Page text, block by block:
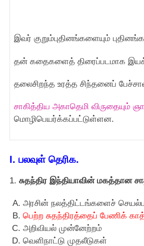
இவர் குறும்புதினங்களையும்
தன் கதைகளைத் திரைப்படமாக
தலைசிறந்த உரத்த சிந்தனைப்
சாகித்திய அகாதெமி விருதையும்
மொழிபெயர்க்கப்பட்டுள்ளன.
I. பலவுள் தெரிக.
1. சுதந்திர இந்தியாவின் மகத்தான
அரசின் நலத்திட்டங்களைச்
பெற்ற சுதந்திரத்தைப் பேணிக்
அறிவியல் முன்னேற்றம்
வெளிநாட்டு முதலீடுகள்